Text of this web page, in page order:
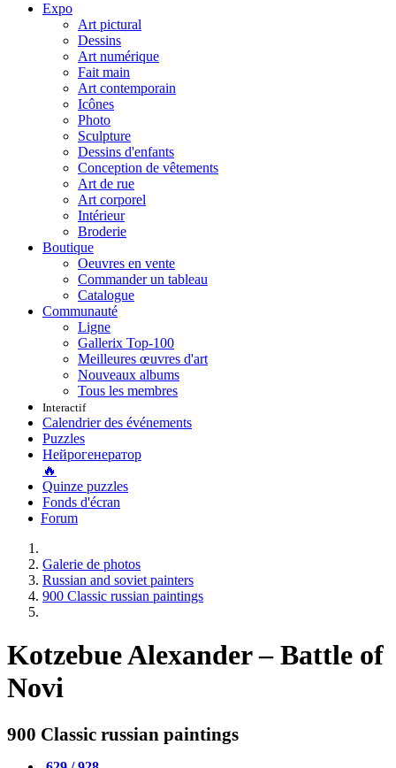
Expo
Art pictural
Dessins
Art numérique
Fait main
Art contemporain
Icônes
Photo
Sculpture
Dessins d'enfants
Conception de vêtements
Art de rue
Art corporel
Intérieur
Broderie
Boutique
Oeuvres en vente
Commander un tableau
Catalogue
Communauté
Ligne
Gallerix Top-100
Meilleures œuvres d'art
Nouveaux albums
Tous les membres
Interactif
Calendrier des événements
Puzzles
Нейрогенератор
🔥
Quinze puzzles
Fonds d'écran
Forum
Galerie de photos
Russian and soviet painters
900 Classic russian paintings
Kotzebue Alexander – Battle of
Novi
900 Classic russian paintings